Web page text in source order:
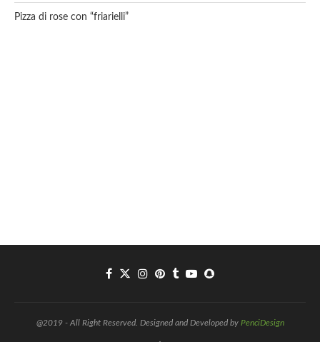
Pizza di rose con “friarielli”
@2019 - All Right Reserved. Designed and Developed by PenciDesign